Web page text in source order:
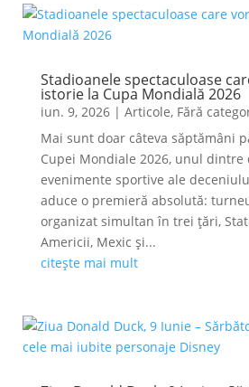
Stadioanele spectaculoase
istorie la Cupa Mondială 2026
iun. 9, 2026| Articole, Fără
Mai sunt doar câteva săptămâni
Cupei Mondiale 2026, unul dintre
evenimente sportive ale
aduce o premieră absolută:
organizat simultan în trei țări,
Americii, Mexic și...
citește mai mult